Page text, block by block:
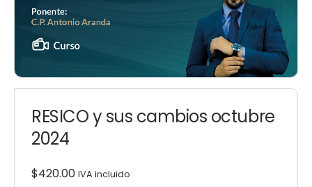
RESICO y sus cambios octubre
2024
$420.00 IVA incluido